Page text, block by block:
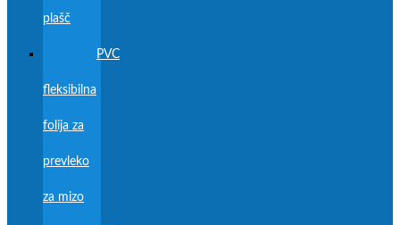
plašč
PVC
fleksibilna
folija za
prevleko
za mizo